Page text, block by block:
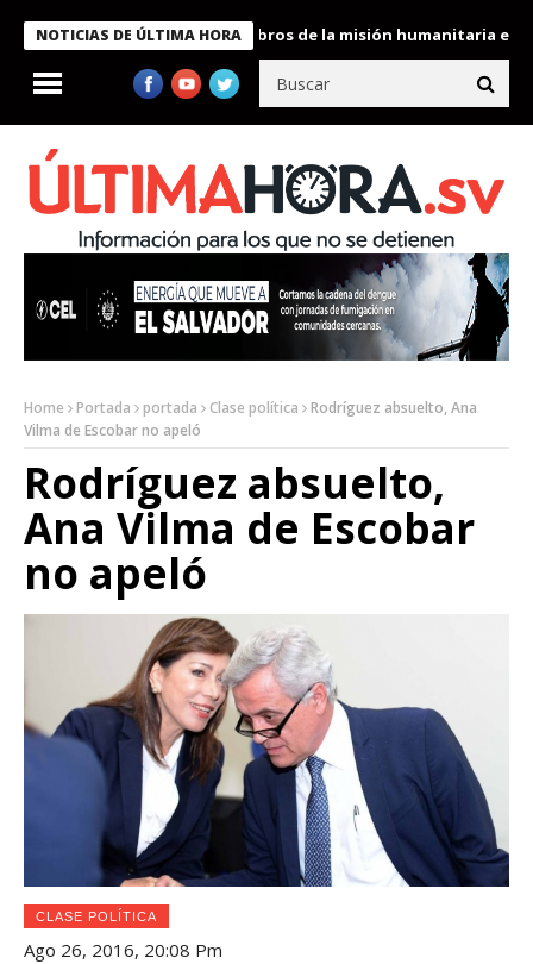
NOTICIAS DE ÚLTIMA HORA
Bukele condecora a miembros de la misión humanitaria enviada
Home Portada portada Clase política
Rodríguez absuelto, Ana
Vilma de Escobar no apeló
Rodríguez absuelto,
Ana Vilma de Escobar
no apeló
CLASE POLÍTICA
Ago 26, 2016, 20:08 Pm